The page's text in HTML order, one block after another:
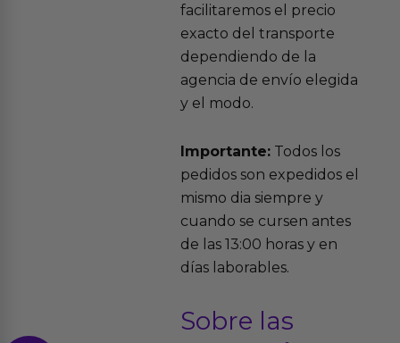
facilitaremos el precio
exacto del transporte
dependiendo de la
agencia de envío elegida
y el modo.
Importante:Todos los
pedidos son expedidos el
mismo dia siempre y
cuando se cursen antes
de las 13:00 horas y en
días laborables.
Sobre las